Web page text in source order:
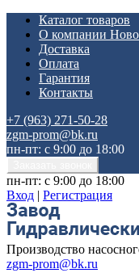
Каталог товаров
О компании
Доставка
Оплата
Гарантия
Контакты
+7 (963) 271-50-28
zgm-prom@bk.ru
пн-пт: с 9:00 до 18:00
пн-пт: с 9:00 до 18:00
Вход | Регистрация
Производство
zgm-prom@bk.ru